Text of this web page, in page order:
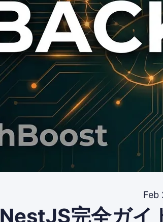
Feb
NestJS完全ガ